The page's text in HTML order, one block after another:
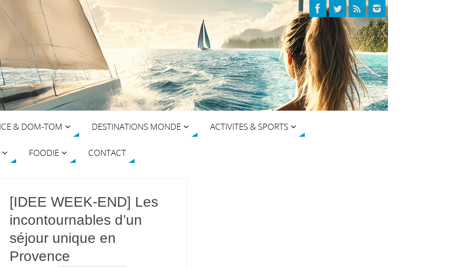
& DOM-TOM DESTINATIONS MONDE ACTIVITES & SPORTS
FOODIE CONTACT
[IDEE WEEK-END] Les
incontournables d’un
séjour unique en
Provence